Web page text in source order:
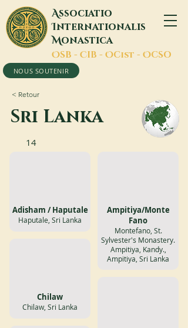
Associatio
Internationalis
Monastica
OSB - CIB - OCist - OCSO
NOUS SOUTENIR
< Retour
Sri Lanka
14
Adisham / Haputale
Haputale, Sri Lanka
Chilaw
Chilaw, Sri Lanka
Ampitiya/Monte
Fano
Montefano, St.
Sylvester's Monastery.
Ampitiya, Kandy.,
Ampitiya, Sri Lanka